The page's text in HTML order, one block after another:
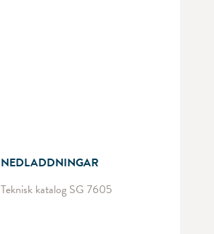
NEDLADDNINGAR
Teknisk katalog SG 7605